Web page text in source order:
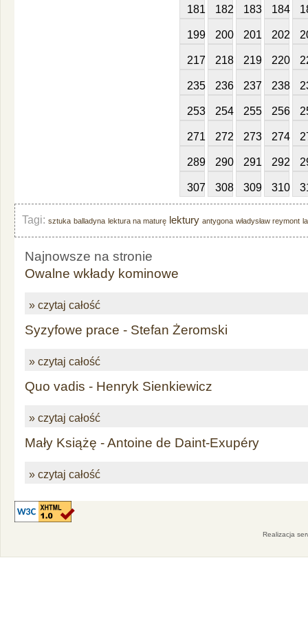
181 182 183 184
199 200 201 202
217 218 219 220
235 236 237 238
253 254 255 256
271 272 273 274
289 290 291 292
307 308 309 310
Tagi: sztuka balladyna lektura na maturę lektury antygona władysław reymont
Najnowsze na stronie
Owalne wkłady kominowe
» czytaj całość
Syzyfowe prace - Stefan Żeromski
» czytaj całość
Quo vadis - Henryk Sienkiewicz
» czytaj całość
Mały Książę - Antoine de Daint-Exupéry
» czytaj całość
Realizacja